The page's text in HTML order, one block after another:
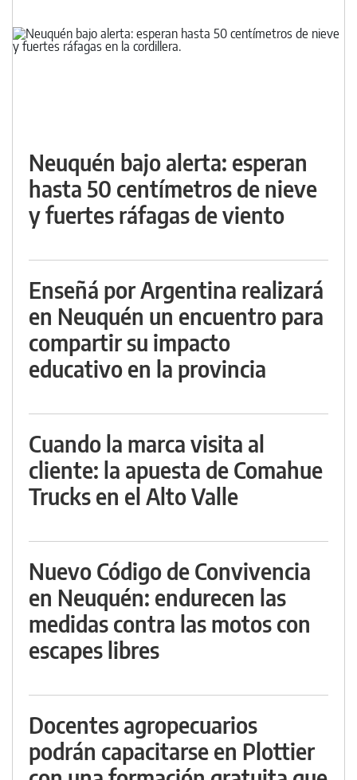
Neuquén bajo alerta: esperan
hasta 50 centímetros de nieve
y fuertes ráfagas de viento
Enseñá por Argentina realizará
en Neuquén un encuentro para
compartir su impacto
educativo en la provincia
Cuando la marca visita al
cliente: la apuesta de Comahue
Trucks en el Alto Valle
Nuevo Código de Convivencia
en Neuquén: endurecen las
medidas contra las motos con
escapes libres
Docentes agropecuarios
podrán capacitarse en Plottier